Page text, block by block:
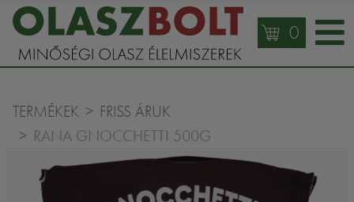
0
TERMÉKEK FRISS ÁRUK
RANA GNOCCHETTI 500G